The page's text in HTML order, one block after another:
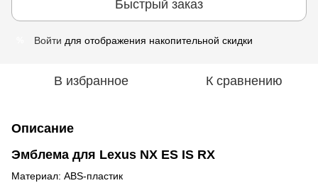
Быстрый заказ
Войти для отображения накопительной скидки
В избранное К сравнению
Описание
Эмблема для Lexus NX ES IS RX
Материал: ABS-пластик